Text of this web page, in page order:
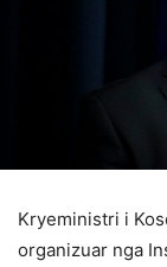
Kryeministri i
organizuar nga